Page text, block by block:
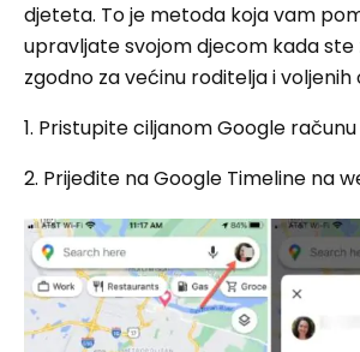
djeteta. To je metoda koja vam
upravljate svojom djecom kada ste
zgodno za većinu roditelja i voljenih
1. Pristupite ciljanom Google
2. Prijeđite na Google Timeline na